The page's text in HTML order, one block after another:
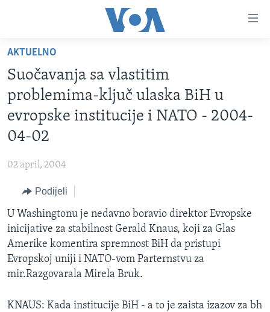
glavni
sadržaj
na
glavnu
navigaciju
na
VIDEO
FOTOGRAFIJE DANA
VIJESTI
BOSNA I HERCEGOVINA
SVIJET
SPECIJALNI PROJEKTI
KORUPCIJA
SLOBODA MEDIJA
ŽENSKA STRANA
IZBJEGLIČKA STRANA
MAGAZIN
O GLASU AMERIKE
AKTUELNO
Suočavanja sa vlastitim
problemima-ključ ulaska BiH u
evropske institucije i NATO - 2004-
04-02
02 april, 2004
Podijeli
U Washingtonu je nedavno boravio direktor Evropske
inicijative za stabilnost Gerald Knaus, koji za Glas
Amerike komentira spremnost BiH da pristupi
Evropskoj uniji i NATO-vom Parternstvu za
mir.Razgovarala Mirela Bruk.
KNAUS: Kada institucije BiH - a to je zaista izazov za bh